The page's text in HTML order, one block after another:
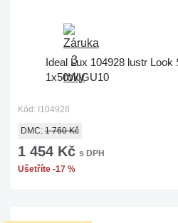
Ideal Lux 104928 lustr Look
1x50W|GU10
Kód: I104928
DMC: 1 760 Kč
1 454 Kč s DPH
Ušetříte -17 %